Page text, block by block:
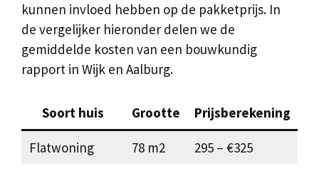
kunnen invloed hebben op de pakketprijs. In
de vergelijker hieronder delen we de
gemiddelde kosten van een bouwkundig
rapport in Wijk en Aalburg.
Soort huis Grootte Prijsberekening
Flatwoning 78 m2
295 – €325